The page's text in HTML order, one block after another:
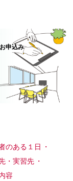
申込み
のある１日
・実習先
容